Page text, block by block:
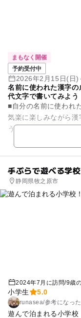
まもなく開催
予約受付中
2026年2月15日(日)
名前に使われた漢字
代文字で書いてみよう
■自分の名前に使われ
気楽に楽しみながら漢
う。 １.まず最初に自分の名前に使われた漢字の成り立ちと、
手ぶらで遊べる学
静岡県牧之原市
2024年7月に訪問/9歳
小学生 5.0
runasea/参考になっ
遊んで泊まれる小学